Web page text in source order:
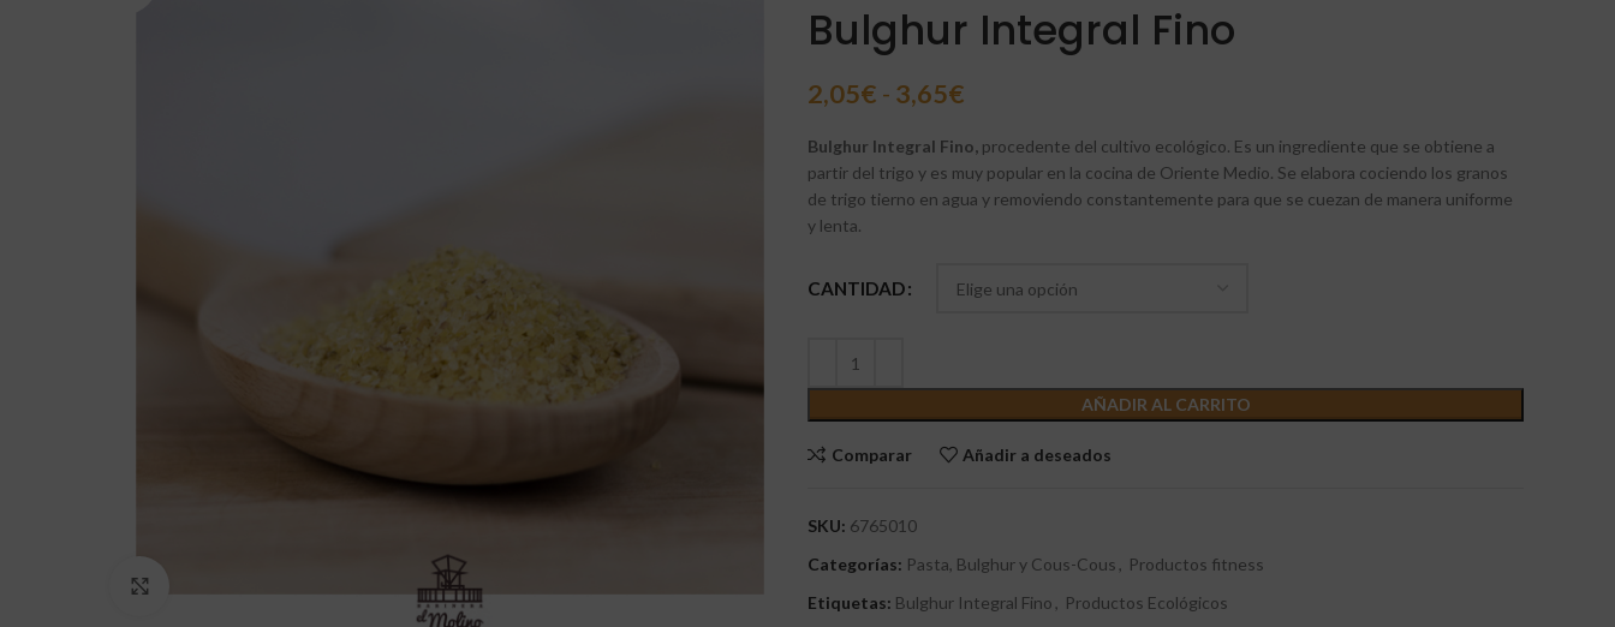
Bulghur Integral Fino
2,05€ - 3,65€
Bulghur Integral Fino, procedente del cultivo ecológico. Es un ingrediente que se obtiene a
partir del trigo y es muy popular en la cocina de Oriente Medio. Se elabora cociendo los granos
de trigo tierno en agua y removiendo constantemente para que se cuezan de manera uniforme
y lenta.
CANTIDAD
AÑADIR AL CARRITO
Comparar Añadir a deseados
SKU: 6765010
Categorías: Pasta, Bulghur y Cous-Cous , Productos fitness
Etiquetas: Bulghur Integral Fino , Productos Ecológicos